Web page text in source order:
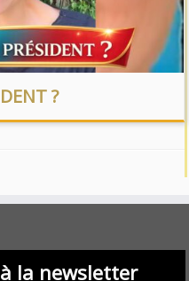
?
la newsletter